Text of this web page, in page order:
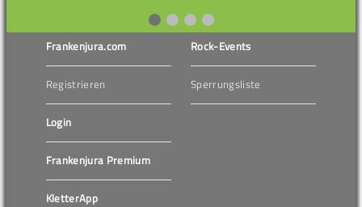
Frankenjura.com
Registrieren
Login
Frankenjura Premium
KletterApp
Rock-Events
Sperrungsliste